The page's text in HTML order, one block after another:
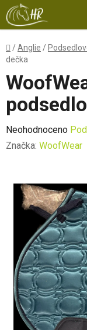
Přejít
na
obsah
Domů
/Anglie /
dečka
Průměrné
hodnocení
hvězdiček.
Neohodnoceno
Značka: WoofWear